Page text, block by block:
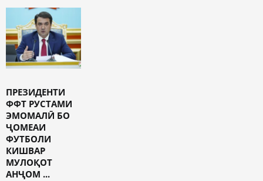
ПРЕЗИДЕНТИ
ФФТ РУСТАМИ
ЭМОМАЛӢ БО
ҶОМЕАИ
ФУТБОЛИ
КИШВАР
МУЛОҚОТ
АНҶОМ ...